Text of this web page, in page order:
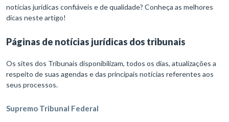
notícias jurídicas confiáveis e de qualidade? Conheça as melhores
dicas neste artigo!
Páginas de notícias jurídicas dos tribunais
Os sites dos Tribunais disponibilizam, todos os dias, atualizações a
respeito de suas agendas e das principais notícias referentes aos
seus processos.
Supremo Tribunal Federal